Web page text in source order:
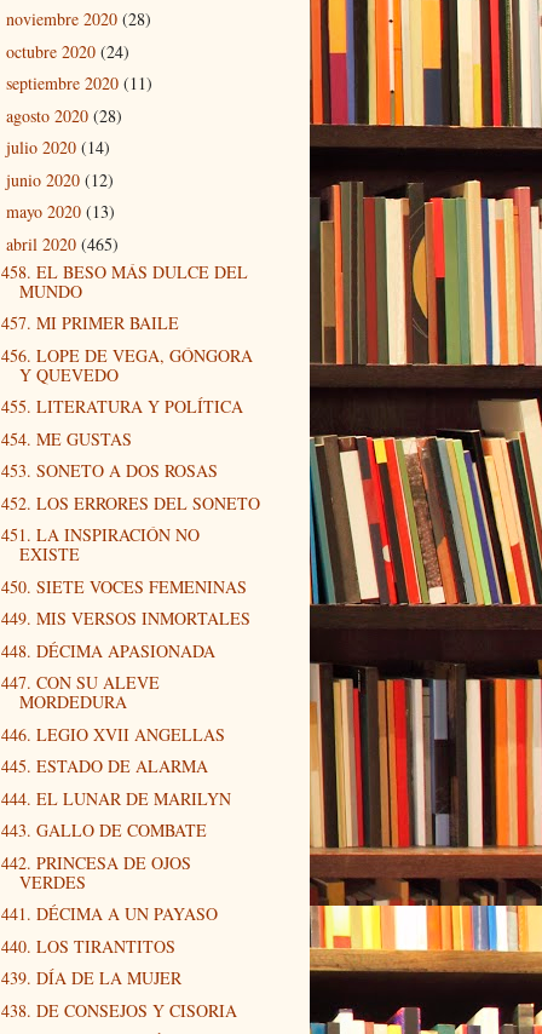
noviembre 2020 (28)
octubre 2020 (24)
septiembre 2020 (11)
agosto 2020 (28)
julio 2020 (14)
junio 2020 (12)
mayo 2020 (13)
abril 2020 (465)
458. EL BESO MÁS DULCE DEL
MUNDO
457. MI PRIMER BAILE
456. LOPE DE VEGA, GÓNGORA
Y QUEVEDO
455. LITERATURA Y POLÍTICA
454. ME GUSTAS
453. SONETO A DOS ROSAS
452. LOS ERRORES DEL SONETO
451. LA INSPIRACIÓN NO
EXISTE
450. SIETE VOCES FEMENINAS
449. MIS VERSOS INMORTALES
448. DÉCIMA APASIONADA
447. CON SU ALEVE
MORDEDURA
446. LEGIO XVII ANGELLAS
445. ESTADO DE ALARMA
444. EL LUNAR DE MARILYN
443. GALLO DE COMBATE
442. PRINCESA DE OJOS
VERDES
441. DÉCIMA A UN PAYASO
440. LOS TIRANTITOS
439. DÍA DE LA MUJER
438. DE CONSEJOS Y CISORIA